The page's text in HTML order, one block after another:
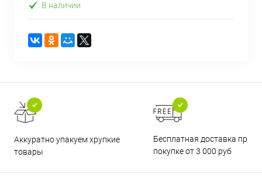
В наличии
Аккуратно упакуем хрупкие
товары
Бесплатная доставка при
покупке от 3 000 руб